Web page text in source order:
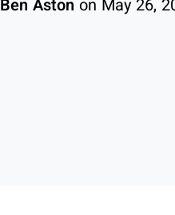
Ben Aston on May 26,